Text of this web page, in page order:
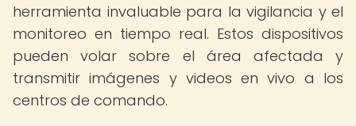
herramienta invaluable para la vigilancia y el
monitoreo en tiempo real. Estos dispositivos
pueden volar sobre el área afectada y
transmitir imágenes y videos en vivo a los
centros de comando.